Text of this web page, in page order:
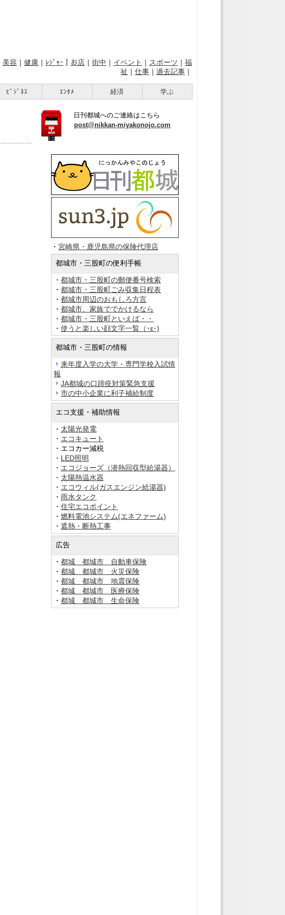
美容 ｜ 健康 ｜ ﾚｼﾞｬｰ お店 ｜ 街中 ｜ イベント ｜ スポーツ ｜ 福
祉 ｜ 仕事 ｜ 過去記事 ｜
ﾋﾞｼﾞﾈｽ ｴﾝﾀﾒ 経済 学ぶ
日刊都城へのご連絡はこちら
post@nikkan-miyakonojo.com
・ 宮崎県・鹿児島県の保険代理店
都城市・三股町の便利手帳
・ 都城市・三股町の郵便番号検索
・ 都城市・三股町ごみ収集日程表
・ 都城市周辺のおもしろ方言
・ 都城市、家族ででかけるなら
・ 都城市・三股町といえば・・
・ 使うと楽しい顔文字一覧（･ε･)
都城市・三股町の情報
来年度入学の大学・専門学校入試情
報
JA都城の口蹄疫対策緊急支援
市の中小企業に利子補給制度
エコ支援・補助情報
・ 太陽光発電
・ エコキュート
・エコカー減税
・ LED照明
・ エコジョーズ（潜熱回収型給湯器）
・ 太陽熱温水器
・ エコウィル(ガスエンジン給湯器)
・ 雨水タンク
・ 住宅エコポイント
・ 燃料電池システム(エネファーム)
・ 遮熱・断熱工事
広告
・ 都城 都城市 自動車保険
・ 都城 都城市 火災保険
・ 都城 都城市 地震保険
・ 都城 都城市 医療保険
・ 都城 都城市 生命保険